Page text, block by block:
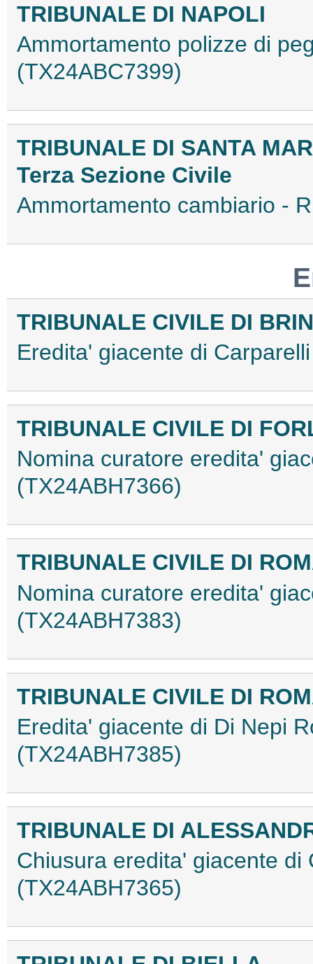
TRIBUNALE DI NAPOLI
Ammortamento polizze di
(TX24ABC7399)
TRIBUNALE DI SANTA
Terza Sezione Civile
Ammortamento cambiario -
TRIBUNALE CIVILE DI
Eredita' giacente di
TRIBUNALE CIVILE DI
Nomina curatore eredita'
(TX24ABH7366)
TRIBUNALE CIVILE DI
Nomina curatore eredita'
(TX24ABH7383)
TRIBUNALE CIVILE DI
Eredita' giacente di Di Nepi
(TX24ABH7385)
TRIBUNALE DI
Chiusura eredita' giacente di
(TX24ABH7365)